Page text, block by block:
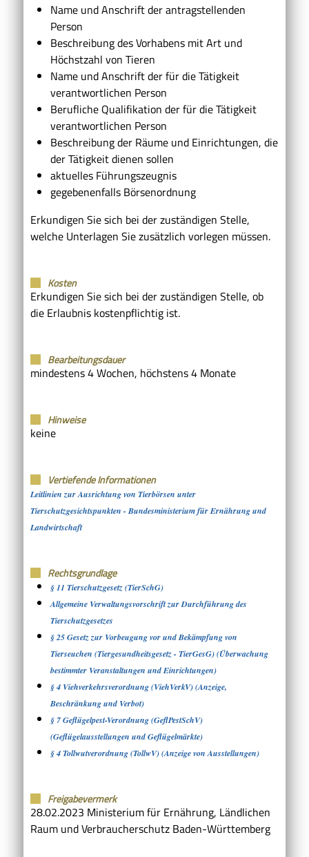
Name und Anschrift der antragstellenden
Person
Beschreibung des Vorhabens mit Art und
Höchstzahl von Tieren
Name und Anschrift der für die Tätigkeit
verantwortlichen Person
Berufliche Qualifikation der für die Tätigkeit
verantwortlichen Person
Beschreibung der Räume und Einrichtungen, die
der Tätigkeit dienen sollen
aktuelles Führungszeugnis
gegebenenfalls Börsenordnung
Erkundigen Sie sich bei der zuständigen Stelle,
welche Unterlagen Sie zusätzlich vorlegen müssen.
Kosten
Erkundigen Sie sich bei der zuständigen Stelle, ob
die Erlaubnis kostenpflichtig ist.
Bearbeitungsdauer
mindestens 4 Wochen, höchstens 4 Monate
Hinweise
keine
Vertiefende Informationen
Leitlinien zur Ausrichtung von Tierbörsen unter
Tierschutzgesichtspunkten - Bundesministerium für Ernährung und
Landwirtschaft
Rechtsgrundlage
§ 11 Tierschutzgesetz (TierSchG)
Allgemeine Verwaltungsvorschrift zur Durchführung des
Tierschutzgesetzes
§ 25 Gesetz zur Vorbeugung vor und Bekämpfung von
Tierseuchen (Tiergesundheitsgesetz - TierGesG) (Überwachung
bestimmter Veranstaltungen und Einrichtungen)
§ 4 Viehverkehrsverordnung (ViehVerkV) (Anzeige,
Beschränkung und Verbot)
§ 7 Geflügelpest-Verordnung (GeflPestSchV)
(Geflügelausstellungen und Geflügelmärkte)
§ 4 Tollwutverordnung (TollwV) (Anzeige von Ausstellungen)
Freigabevermerk
28.02.2023 Ministerium für Ernährung, Ländlichen
Raum und Verbraucherschutz Baden-Württemberg